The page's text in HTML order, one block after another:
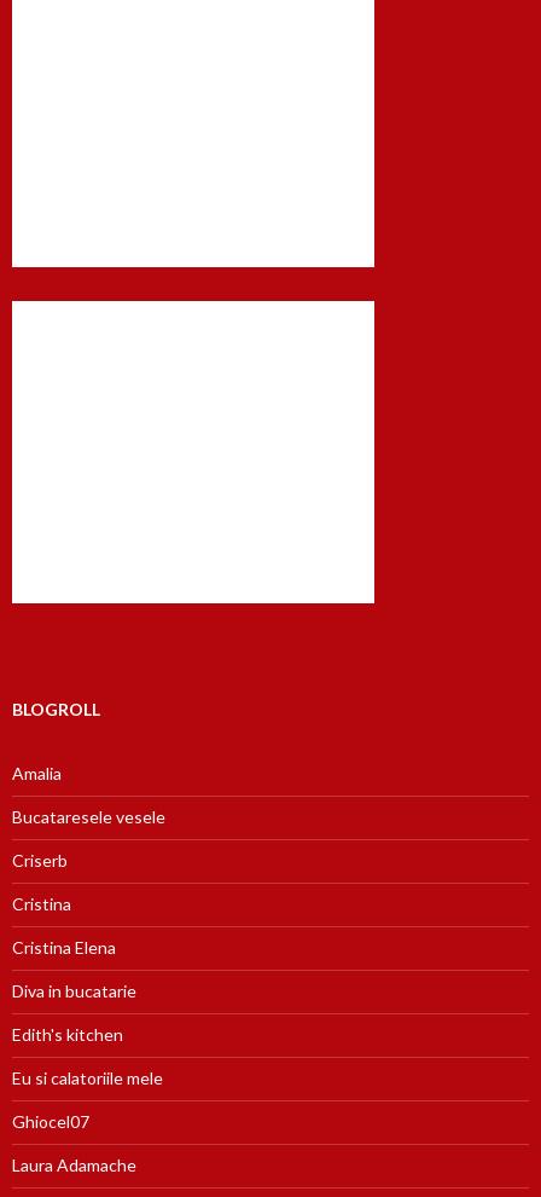
BLOGROLL
Amalia
Bucataresele vesele
Criserb
Cristina
Cristina Elena
Diva in bucatarie
Edith's kitchen
Eu si calatoriile mele
Ghiocel07
Laura Adamache